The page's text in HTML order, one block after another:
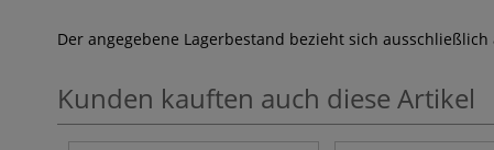
Der angegebene Lagerbestand bezieht sich
Kunden kauften auch diese Artikel